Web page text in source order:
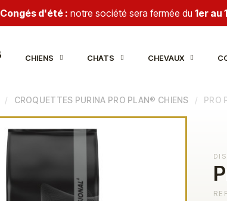
Congés d'été : notre société sera fermée du 1er au
CHIENS CHATS CHEVAUX
CROQUETTES PURINA PRO PLAN® CHIENS PRO